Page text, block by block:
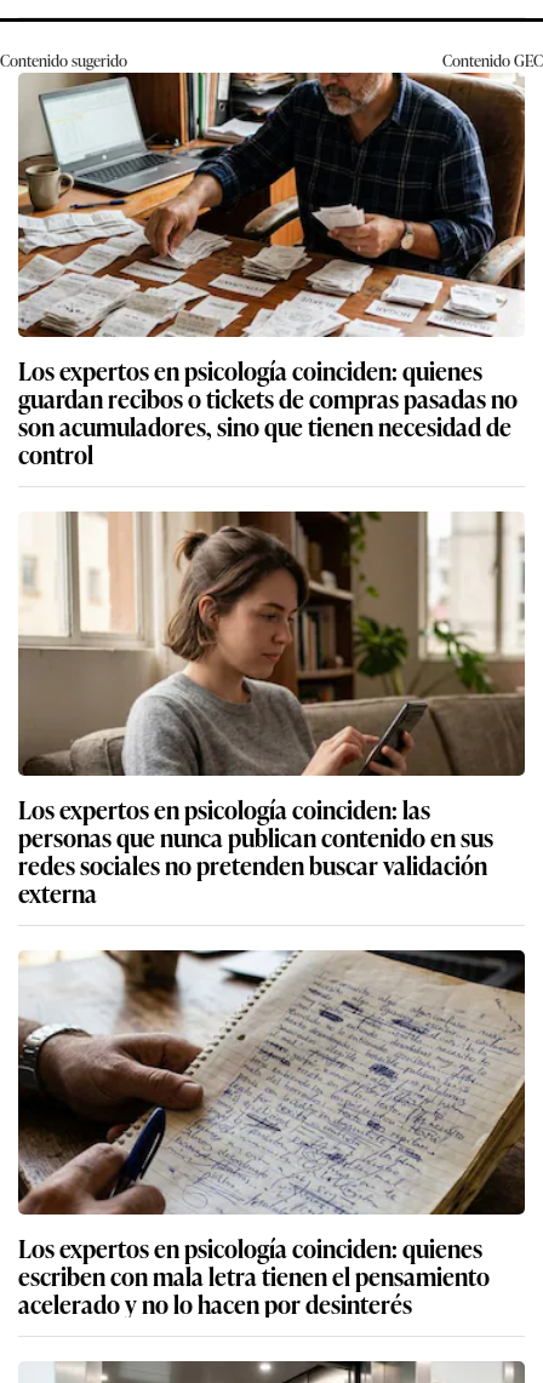
Contenido sugerido ContenidoGEC
Los expertos en psicología coinciden: quienes
guardan recibos o tickets de compras pasadas no
son acumuladores, sino que tienen necesidad de
control
Los expertos en psicología coinciden: las
personas que nunca publican contenido en sus
redes sociales no pretenden buscar validación
externa
Los expertos en psicología coinciden: quienes
escriben con mala letra tienen el pensamiento
acelerado y no lo hacen por desinterés